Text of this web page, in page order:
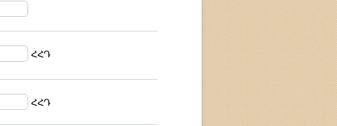
ՀՀԴ
ՀՀԴ